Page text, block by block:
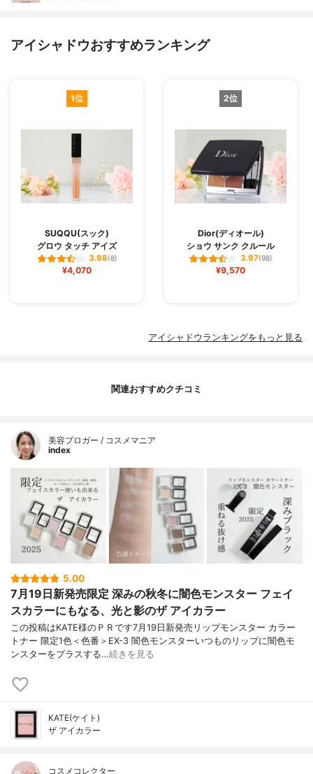
アイシャドウおすすめランキング
1位
SUQQU(スック)
グロウ タッチ アイズ
3.98(8)
¥4,070
2位
Dior(ディオール)
ショウ サンク クルール
3.97(98)
¥9,570
アイシャドウランキングをもっと見る
関連おすすめクチコミ
美容ブロガー / コスメマニア
index
5.00
7月19日新発売限定 深みの秋冬に闇色モンスター フェイ
スカラーにもなる、光と影のザ アイカラー
この投稿はKATE様のＰＲです7月19日新発売リップモンスター カラー
トナー 限定1色＜色番＞EX-3 闇色モンスターいつものリップに闇色モ
ンスターをプラスする…続きを見る
KATE(ケイト)
ザ アイカラー
コスメコレクター